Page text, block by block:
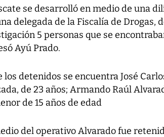
se desarrolló en medio de una
delegada de la Fiscalía de Drogas,
5 personas que se
Ayú Prado.
los detenidos se encuentra José
de 23 años; Armando Raúl
de 15 años de edad
del operativo Alvarado fue